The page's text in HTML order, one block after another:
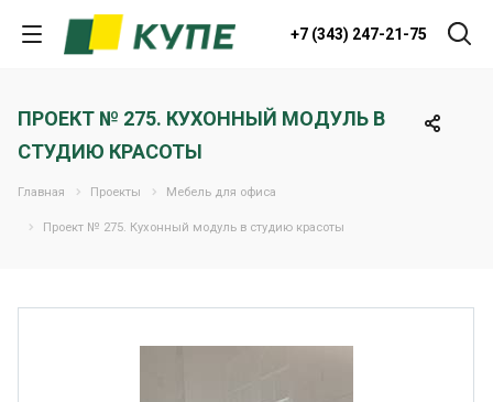
+7 (343) 247-21-75
ПРОЕКТ № 275. КУХОННЫЙ МОДУЛЬ В
СТУДИЮ КРАСОТЫ
Главная Проекты Мебель для офиса
Проект № 275. Кухонный модуль в студию красоты